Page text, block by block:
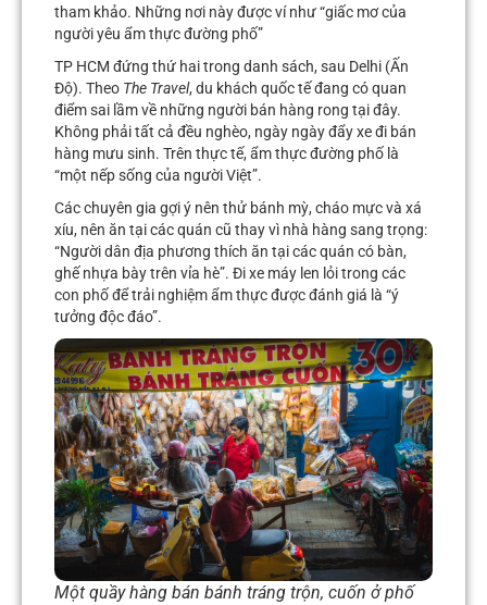
tham khảo. Những nơi này được ví như “giấc mơ của
người yêu ẩm thực đường phố”
TP HCM đứng thứ hai trong danh sách, sau Delhi (Ấn
Độ). Theo The Travel, du khách quốc tế đang có quan
điểm sai lầm về những người bán hàng rong tại đây.
Không phải tất cả đều nghèo, ngày ngày đẩy xe đi bán
hàng mưu sinh. Trên thực tế, ẩm thực đường phố là
“một nếp sống của người Việt”.
Các chuyên gia gợi ý nên thử bánh mỳ, cháo mực và xá
xíu, nên ăn tại các quán cũ thay vì nhà hàng sang trọng:
“Người dân địa phương thích ăn tại các quán có bàn,
ghế nhựa bày trên vỉa hè”. Đi xe máy len lỏi trong các
con phố để trải nghiệm ẩm thực được đánh giá là “ý
tưởng độc đáo”.
Một quầy hàng bán bánh tráng trộn, cuốn ở phố